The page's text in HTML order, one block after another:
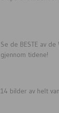
Se de BESTE av
gjennom tidene!
14 bilder av helt